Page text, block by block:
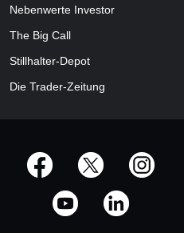
Nebenwerte Investor
The Big Call
Stillhalter-Depot
Die Trader-Zeitung
offizielle Social Media-Accounts